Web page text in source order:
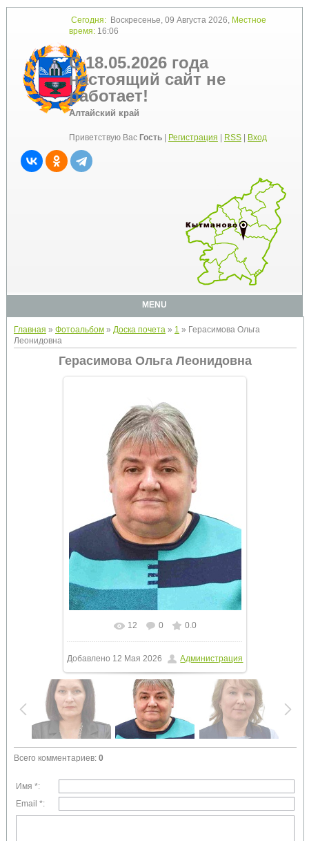
Сегодня:Воскресенье, 09 Августа 2026, Местное
время:16:06
С 18.05.2026 года
настоящий сайт не
работает!
Алтайский край
Приветствую Вас Гость| Регистрация RSS| Вход
MENU
Главная » Фотоальбом» Доска почета» 1 » Герасимова Ольга
Леонидовна
Герасимова Ольга Леонидовна
12 0 0.0
Добавлено 12 Мая 2026 Администрация
Всего комментариев: 0
Имя *:
Email *: